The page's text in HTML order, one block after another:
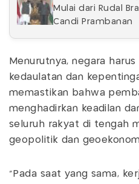
Mulai dari Rudal
Candi Prambanan
Menurutnya, negara
kedaulatan dan
memastikan bahwa
menghadirkan keadilan
seluruh rakyat di tengah
geopolitik dan
"Pada saat yang sama,